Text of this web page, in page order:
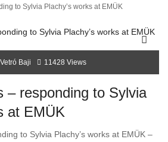
to Sylvia Plachy’s works at EMÜK
Vetró Baji 11428 Views
– responding to Sylvia
at EMÜK
to Sylvia Plachy’s works at EMÜK –